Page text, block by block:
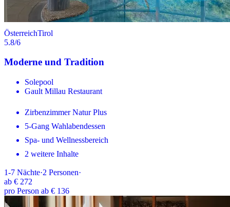
ÖsterreichTirol
5.8/6
Moderne und Tradition
Solepool
Gault Millau Restaurant
Zirbenzimmer Natur Plus
5-Gang Wahlabendessen
Spa- und Wellnessbereich
2 weitere Inhalte
1-7 Nächte·2 Personen·
ab € 272
pro Person ab € 136